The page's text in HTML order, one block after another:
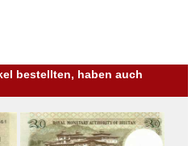
bestellten, haben auch